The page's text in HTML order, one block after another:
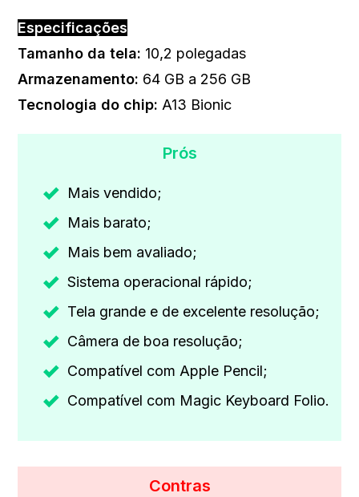
Especificações
Tamanho da tela: 10,2 polegadas
Armazenamento: 64 GB a 256 GB
Tecnologia do chip: ‎A13 Bionic
Prós
Mais vendido;
Mais barato;
Mais bem avaliado;
Sistema operacional rápido;
Tela grande e de excelente resolução;
Câmera de boa resolução;
Compatível com Apple Pencil;
Compatível com Magic Keyboard Folio.
Contras